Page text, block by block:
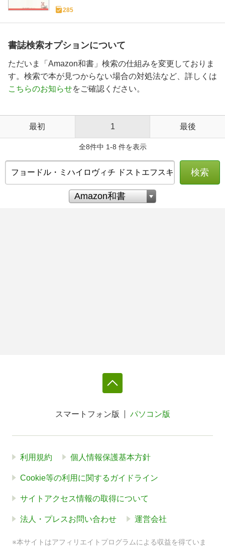
285
書誌検索オプションについて
ただいま「Amazon和書」検索の仕組みを変更しておりま
す。検索で本が見つからない場合の対処法など、詳しくは
こちらのお知らせをご確認ください。
最初 1 最後
全8件中 1-8 件を表示
検索
スマートフォン版 パソコン版
利用規約 個人情報保護基本方針
Cookie等の利用に関するガイドライン
サイトアクセス情報の取得について
法人・プレスお問い合わせ 運営会社
※本サイトはアフィリエイトプログラムによる収益を得ていま